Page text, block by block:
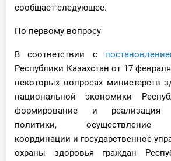
Обучение
Тарифы
Тестирование для
бухгалтера
сообщает следующее.
По первому вопросу
В соответствии с
Республики Казахстан от 17
некоторых вопросах министерств
национальной экономики
формирование и реализация
политики, осуществление
координации и государственное
охраны здоровья граждан